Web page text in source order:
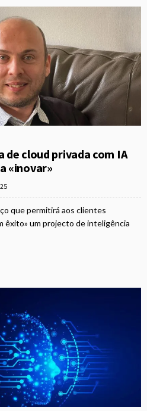
cloud privada com IA
«inovar»
que permitirá aos clientes
êxito» um projecto de inteligência